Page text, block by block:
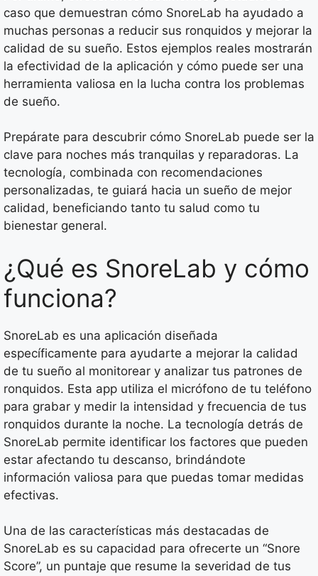
caso que demuestran cómo SnoreLab ha ayudado a
muchas personas a reducir sus ronquidos y mejorar la
calidad de su sueño. Estos ejemplos reales mostrarán
la efectividad de la aplicación y cómo puede ser una
herramienta valiosa en la lucha contra los problemas
de sueño.
Prepárate para descubrir cómo SnoreLab puede ser la
clave para noches más tranquilas y reparadoras. La
tecnología, combinada con recomendaciones
personalizadas, te guiará hacia un sueño de mejor
calidad, beneficiando tanto tu salud como tu
bienestar general.
¿Qué es SnoreLab y cómo
funciona?
SnoreLab es una aplicación diseñada
específicamente para ayudarte a mejorar la calidad
de tu sueño al monitorear y analizar tus patrones de
ronquidos. Esta app utiliza el micrófono de tu teléfono
para grabar y medir la intensidad y frecuencia de tus
ronquidos durante la noche. La tecnología detrás de
SnoreLab permite identificar los factores que pueden
estar afectando tu descanso, brindándote
información valiosa para que puedas tomar medidas
efectivas.
Una de las características más destacadas de
SnoreLab es su capacidad para ofrecerte un “Snore
Score”, un puntaje que resume la severidad de tus